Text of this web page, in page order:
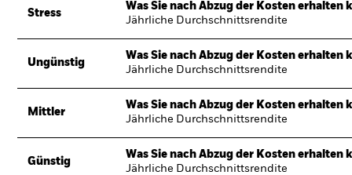
Stress
Was Sie nach Abzug der Kosten erhalten
Jährliche Durchschnittsrendite
Ungünstig
Was Sie nach Abzug der Kosten erhalten
Jährliche Durchschnittsrendite
Mittler
Was Sie nach Abzug der Kosten erhalten
Jährliche Durchschnittsrendite
Günstig
Was Sie nach Abzug der Kosten erhalten
Jährliche Durchschnittsrendite